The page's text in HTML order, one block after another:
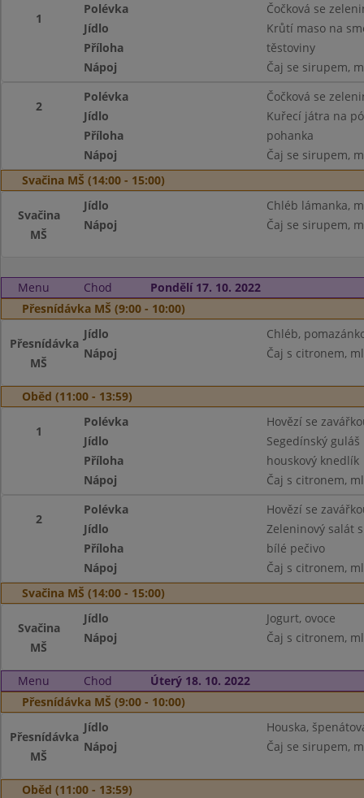
1
Polévka
Čočková se
Jídlo
Krůtí maso na
Příloha
těstoviny
Nápoj
Čaj se sirupem,
2
Polévka
Čočková se
Jídlo
Kuřecí játra na
Příloha
pohanka
Nápoj
Čaj se sirupem,
Svačina MŠ (14:00 - 15:00)
Svačina
MŠ
Jídlo
Chléb lámanka,
Nápoj
Čaj se sirupem,
Menu Chod
Pondělí 17. 10. 2022
Přesnídávka MŠ (9:00 - 10:00)
Přesnídávka
MŠ
Jídlo
Chléb,
Nápoj
Čaj s citronem,
Oběd (11:00 - 13:59)
1
Polévka
Hovězí se
Jídlo
Segedínský guláš
Příloha
houskový knedlík
Nápoj
Čaj s citronem,
2
Polévka
Hovězí se
Jídlo
Zeleninový salát
Příloha
bílé pečivo
Nápoj
Čaj s citronem,
Svačina MŠ (14:00 - 15:00)
Svačina
MŠ
Jídlo
Jogurt, ovoce
Nápoj
Čaj s citronem,
Menu Chod
Úterý 18. 10. 2022
Přesnídávka MŠ (9:00 - 10:00)
Přesnídávka
MŠ
Jídlo
Houska,
Nápoj
Čaj se sirupem,
Oběd (11:00 - 13:59)